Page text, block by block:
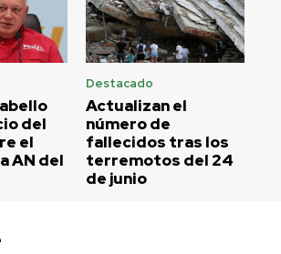
del
el
AN del
Destacado
Actualizan el
número de
fallecidos tras los
terremotos del 24
de junio